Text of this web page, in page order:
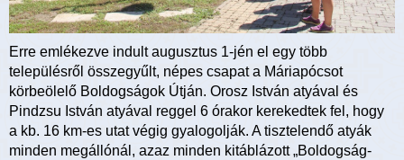
Erre emlékezve indult augusztus 1-jén el egy több
településről összegyűlt, népes csapat a Máriapócsot
körbeölelő Boldogságok Útján. Orosz István atyával és
Pindzsu István atyával reggel 6 órakor kerekedtek fel, hogy
a kb. 16 km-es utat végig gyalogolják. A tisztelendő atyák
minden megállónál, azaz minden kitáblázott „Boldogság-